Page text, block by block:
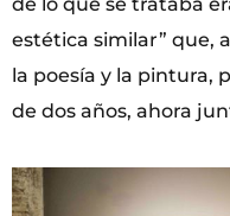
estética similar” que,
la poesía y la pintura,
de dos años, ahora